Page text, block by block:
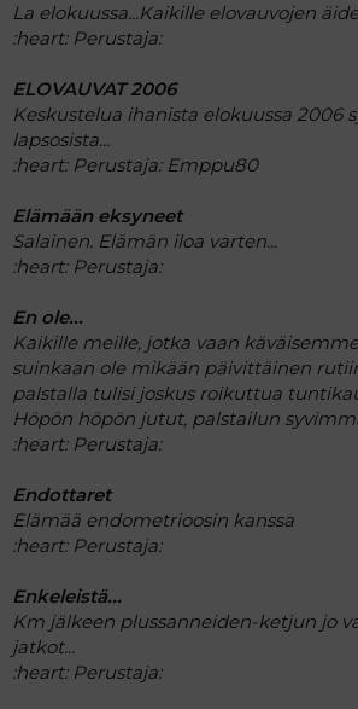
La elokuussa...Kaikille elovauvojen
:heart: Perustaja:
ELOVAUVAT 2006
Keskustelua ihanista elokuussa 2006
lapsosista...
:heart: Perustaja: Emppu80
Elämään eksyneet
Salainen. Elämän iloa varten...
:heart: Perustaja:
En ole...
Kaikille meille, jotka vaan
suinkaan ole mikään päivittäinen
palstalla tulisi joskus roikuttua
Höpön höpön jutut, palstailun
:heart: Perustaja:
Endottaret
Elämää endometrioosin kanssa
:heart: Perustaja:
Enkeleistä...
Km jälkeen plussanneiden-ketjun jo
jatkot...
:heart: Perustaja: